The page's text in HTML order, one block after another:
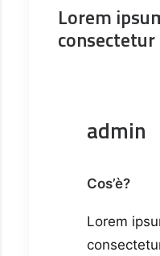
Lorem
admin
Cos’è?
Lorem